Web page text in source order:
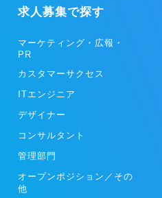
求人募集で探す
マーケティング・広報・
PR
カスタマーサクセス
ITエンジニア
デザイナー
コンサルタント
管理部門
オープンポジション／その
他